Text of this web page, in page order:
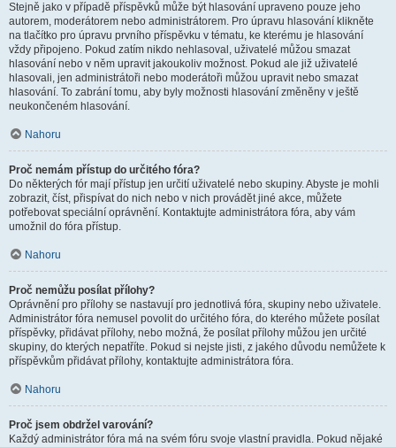
Stejně jako v případě příspěvků může být hlasování upraveno pouze jeho
autorem, moderátorem nebo administrátorem. Pro úpravu hlasování klikněte
na tlačítko pro úpravu prvního příspěvku v tématu, ke kterému je hlasování
vždy připojeno. Pokud zatím nikdo nehlasoval, uživatelé můžou smazat
hlasování nebo v něm upravit jakoukoliv možnost. Pokud ale již uživatelé
hlasovali, jen administrátoři nebo moderátoři můžou upravit nebo smazat
hlasování. To zabrání tomu, aby byly možnosti hlasování změněny v ještě
neukončeném hlasování.
Nahoru
Proč nemám přístup do určitého fóra?
Do některých fór mají přístup jen určití uživatelé nebo skupiny. Abyste je mohli
zobrazit, číst, přispívat do nich nebo v nich provádět jiné akce, můžete
potřebovat speciální oprávnění. Kontaktujte administrátora fóra, aby vám
umožnil do fóra přístup.
Nahoru
Proč nemůžu posílat přílohy?
Oprávnění pro přílohy se nastavují pro jednotlivá fóra, skupiny nebo uživatele.
Administrátor fóra nemusel povolit do určitého fóra, do kterého můžete posílat
příspěvky, přidávat přílohy, nebo možná, že posílat přílohy můžou jen určité
skupiny, do kterých nepatříte. Pokud si nejste jisti, z jakého důvodu nemůžete k
příspěvkům přidávat přílohy, kontaktujte administrátora fóra.
Nahoru
Proč jsem obdržel varování?
Každý administrátor fóra má na svém fóru svoje vlastní pravidla. Pokud nějaké